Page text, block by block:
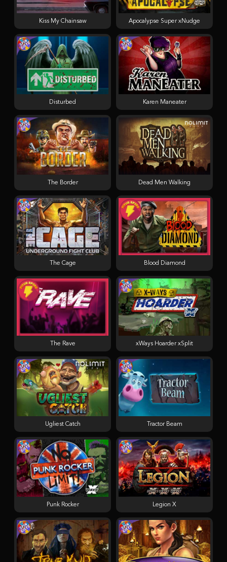
Blood Diamond
Dead Men Walking
Apocalypse Super xNudge
Kiss My Chainsaw
Tractor Beam
The Cage
Legion X
Disturbed
Punk Rocker
xWays Hoarder xSplit
Karen Maneater
The Border
Ugliest Catch
The Rave